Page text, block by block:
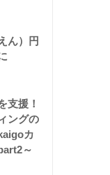
ん）円
支援！
ングの
カ
～